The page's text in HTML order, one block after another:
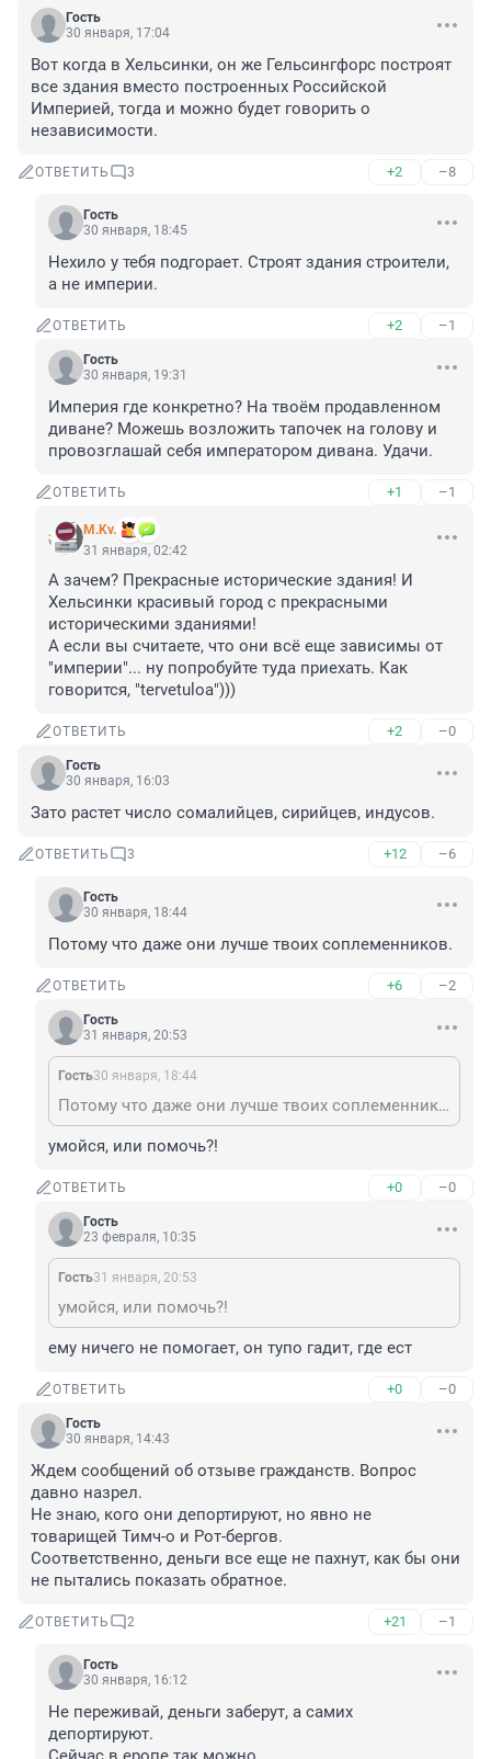
Гость
30 января, 17:04
Вот когда в Хельсинки, он же Гельсингфорс построят
все здания вместо построенных Российской
Империей, тогда и можно будет говорить о
независимости.
ОТВЕТИТЬ 3 +2 –8
Гость
30 января, 18:45
Нехило у тебя подгорает. Строят здания строители,
а не империи.
ОТВЕТИТЬ +2 –1
Гость
30 января, 19:31
Империя где конкретно? На твоём продавленном
диване? Можешь возложить тапочек на голову и
провозглашай себя императором дивана. Удачи.
ОТВЕТИТЬ +1 –1
M.Kv.
31 января, 02:42
А зачем? Прекрасные исторические здания! И
Хельсинки красивый город с прекрасными
историческими зданиями!
А если вы считаете, что они всё еще зависимы от
"империи"... ну попробуйте туда приехать. Как
говорится, "tervetuloa")))
ОТВЕТИТЬ +2 –0
Гость
30 января, 16:03
Зато растет число сомалийцев, сирийцев, индусов.
ОТВЕТИТЬ 3 +12 –6
Гость
30 января, 18:44
Потому что даже они лучше твоих соплеменников.
ОТВЕТИТЬ +6 –2
Гость
31 января, 20:53
Гость30 января, 18:44
Потому что даже они лучше твоих соплеменников.
умойся, или помочь?!
ОТВЕТИТЬ +0 –0
Гость
23 февраля, 10:35
Гость31 января, 20:53
умойся, или помочь?!
ему ничего не помогает, он тупо гадит, где ест
ОТВЕТИТЬ +0 –0
Гость
30 января, 14:43
Ждем сообщений об отзыве гражданств. Вопрос
давно назрел.
Не знаю, кого они депортируют, но явно не
товарищей Тимч-о и Рот-бергов.
Соответственно, деньги все еще не пахнут, как бы они
не пытались показать обратное.
ОТВЕТИТЬ 2 +21 –1
Гость
30 января, 16:12
Не переживай, деньги заберут, а самих
депортируют.